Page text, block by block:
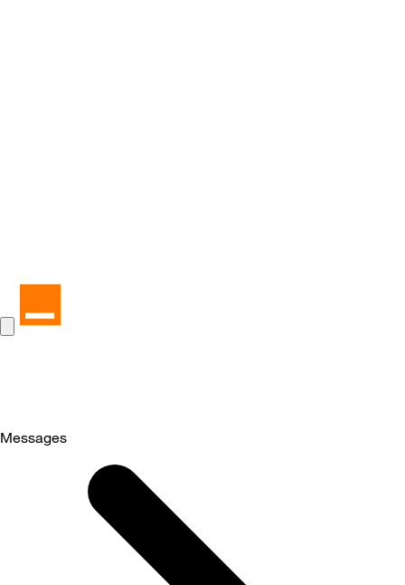
Messages